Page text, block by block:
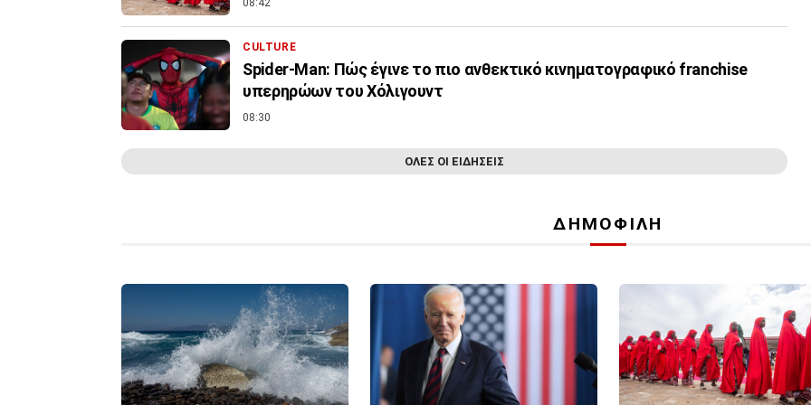
08:42
CULTURE
Spider-Man: Πώς έγινε το πιο ανθεκτικό κινηματογραφικό franchise
υπερηρώων του Χόλιγουντ
08:30
ΟΛΕΣ ΟΙ ΕΙΔΗΣΕΙΣ
ΔΗΜΟΦΙΛΗ